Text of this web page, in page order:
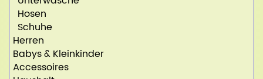
Hosen
Schuhe
Herren
Babys & Kleinkinder
Accessoires